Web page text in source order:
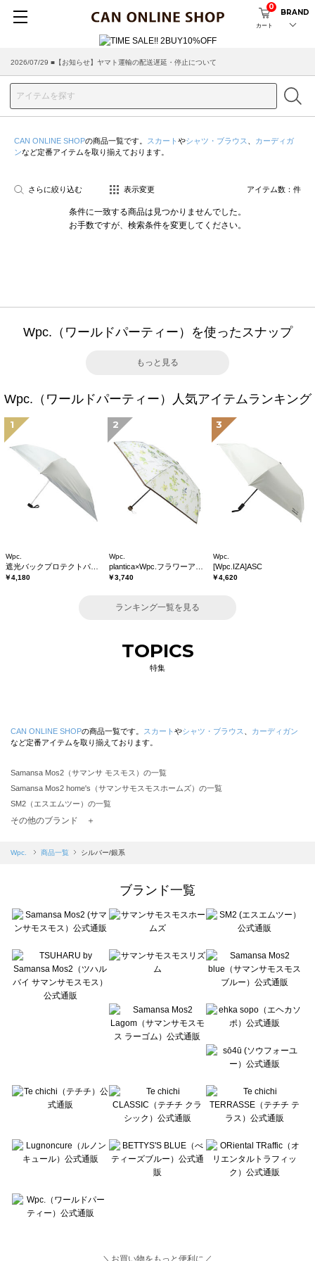
カート
0
BRAND
2026/07/29 ■【お知らせ】ヤマト運輸の配送遅延・停止について
CAN ONLINE SHOPの商品一覧です。 スカート やシャツ・ブラウス
カーディガ
ンなど定番アイテムを取り揃えております。
さらに絞り込む 表示変更 アイテム数： 件
条件に一致する商品は見つかりませんでした。
お手数ですが、検索条件を変更してください。
Wpc.（ワールドパーティー）を使ったスナップ
もっと見る
Wpc.（ワールドパーティー）人気アイテムランキング
1
Wpc.
￥4,180
2
Wpc.
￥3,740
3
Wpc.
[Wpc.IZA]ASC
￥4,620
ランキング一覧を見る
TOPICS
特集
CAN ONLINE SHOPの商品一覧です。 スカート やシャツ・ブラウス
カーディガン
など定番アイテムを取り揃えております。
Samansa Mos2（サマンサ モスモス）の一覧
Samansa Mos2 home's（サマンサモスモスホームズ）の一覧
SM2（エスエムツー）の一覧
TSUHARU by Samansa Mos2（ツハルバイサマンサモスモス）の一覧
Samansa Mos2 blue（サマンサモスモス ブルー）の一覧
Te chichi（テチチ）の一覧
Te chichi CLASSIC（テチチ クラシック）の一覧
Lugnoncure（ルノンキュール）の一覧
BETTY'S BLUE（べティーズブルー）の一覧
Wpc.（ワールドパーティー）の一覧
その他のブランド ＋
Wpc. 商品一覧 シルバー/銀系
ブランド一覧
＼お買い物をもっと便利に／